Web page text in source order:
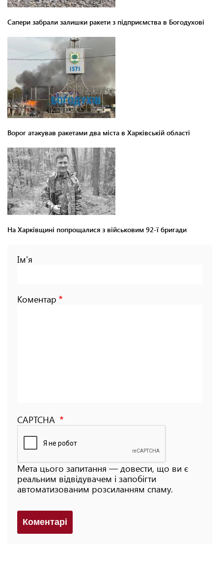
Сапери забрали залишки ракети з підприємства в Богодухові
Ворог атакував ракетами два міста в Харківській області
На Харківщині попрощалися з військовим 92-ї бригади
Ім'я
Коментар
CAPTCHA
Мета цього запитання — довести, що ви є
реальним відвідувачем і запобігти
автоматизованим розсиланням спаму.
Коментарi